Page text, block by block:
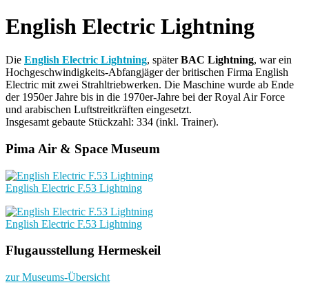
English Electric Lightning
Die English Electric Lightning, späterBAC Lightning, war ein
Hochgeschwindigkeits-Abfangjäger der britischen Firma English
Electric mit zwei Strahltriebwerken. Die Maschine wurde ab Ende
der 1950er Jahre bis in die 1970er-Jahre bei der Royal Air Force
und arabischen Luftstreitkräften eingesetzt.
Insgesamt gebaute Stückzahl: 334 (inkl. Trainer).
Pima Air & Space Museum
English Electric F.53 Lightning
English Electric F.53 Lightning
Flugausstellung Hermeskeil
zur Museums-Übersicht